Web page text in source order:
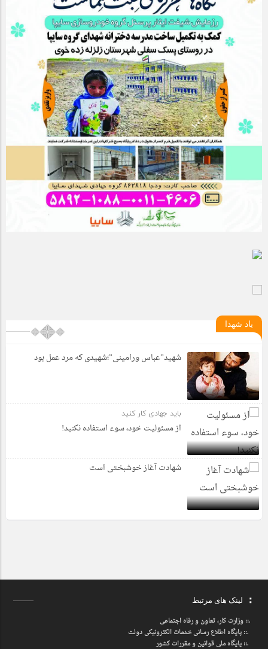
یاد شهدا
شهید”عباس ورامینی”؛شهیدی که مرد عمل بود
باید جهادی کار کنید
از مسئولیت خود، سوء استفاده نکنید!
شهادت آغاز خوشبختی است
لینک های مرتبط
.::وزارت کار، تعاون و رفاه اجتماعی
.::پایگاه اطلاع رسانی خدمات الکترونیکی دولت
.::پایگاه ملی قوانین و مقررات کشور